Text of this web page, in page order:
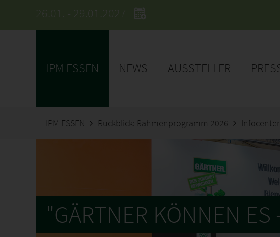
26.01. - 29.01.2027
IPM ESSEN NEWS AUSSTELLER
IPM ESSEN Rückblick: Rahmenprogramm 2026
"GÄRTNER KÖNNEN